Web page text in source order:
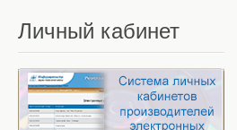
Личный кабинет